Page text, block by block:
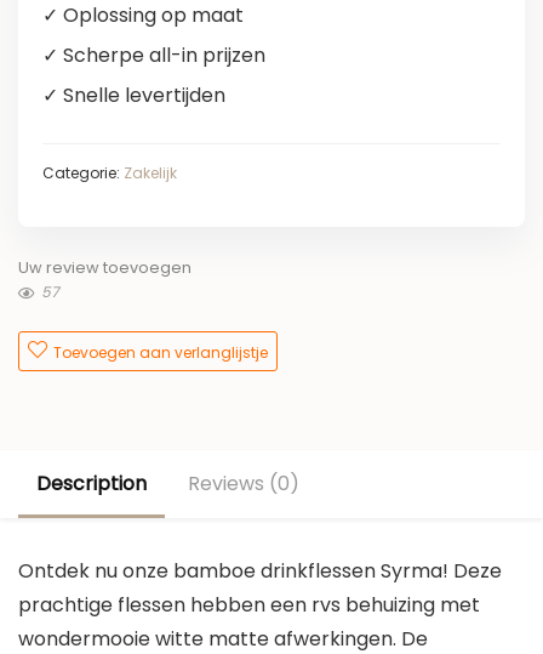
✓ Oplossing op maat
✓ Scherpe all-in prijzen
✓ Snelle levertijden
Categorie: Zakelijk
Uw review toevoegen
57
Toevoegen aan verlanglijstje
Description Reviews (0)
Ontdek nu onze bamboe drinkflessen Syrma! Deze
prachtige flessen hebben een rvs behuizing met
wondermooie witte matte afwerkingen. De